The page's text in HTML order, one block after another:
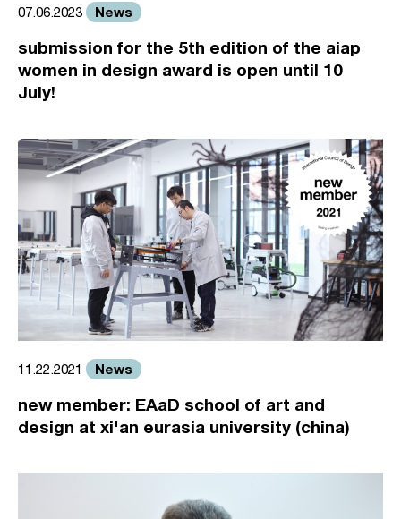
07.06.2023 News
submission for the 5th edition of the aiap
women in design award is open until 10
July!
11.22.2021 News
new member: EAaD school of art and
design at xi'an eurasia university (china)